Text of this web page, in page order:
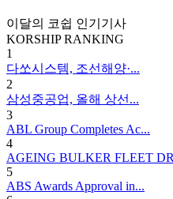
이달의 코쉽 인기기사
KORSHIP RANKING
1
다쏘시스템, 조선해양·...
2
삼성중공업, 올해 상선...
3
ABL Group Completes Ac...
4
AGEING BULKER FLEET
5
ABS Awards Approval in...